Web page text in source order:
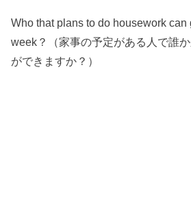
Who that plans to do housework can
week？（家事の予定がある人で誰
ができますか？）